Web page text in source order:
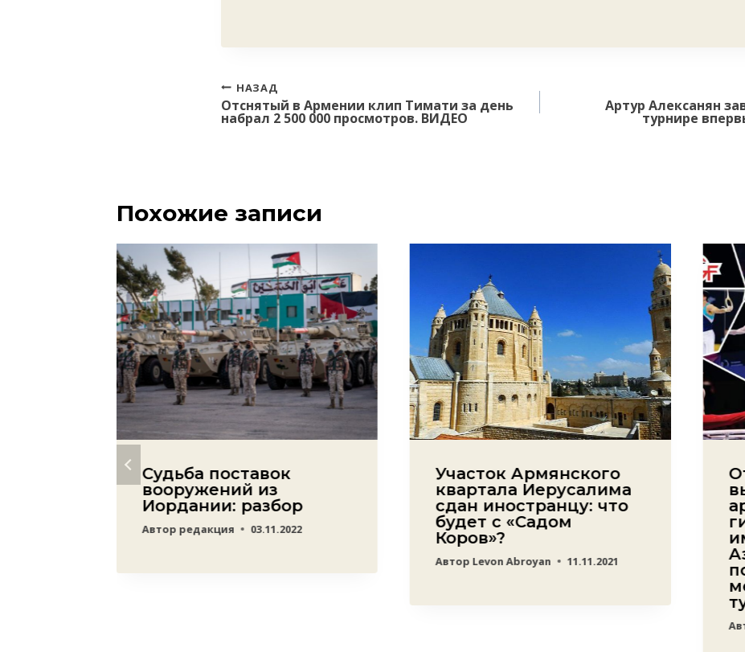
Навигация
по
записям
НАЗАД
Отснятый в Армении клип Тимати за день
набрал 2 500 000 просмотров. ВИДЕО
Артур Алексанян
турнире
Похожие записи
Судьба поставок
вооружений из
Иордании: разбор
Автор редакция 03.11.2022
Участок Армянского
квартала Иерусалима
сдан иностранцу: что
будет с «Садом
Коров»?
Автор Levon Abroyan 11.11.2021